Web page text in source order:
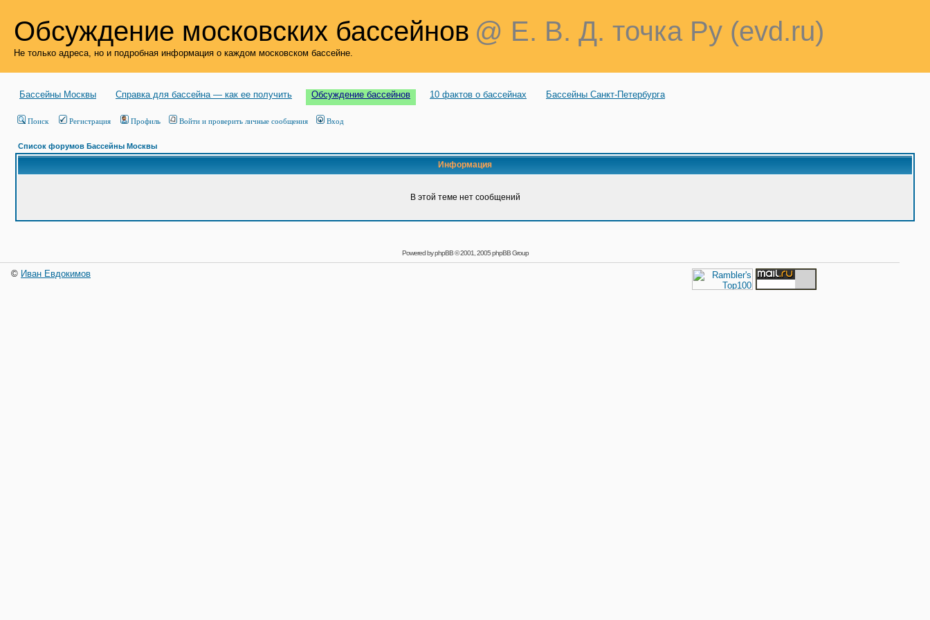
Обсуждение московских бассейнов @ Е. В. Д. точка Ру (evd.ru)
Не только адреса, но и подробная информация о каждом московском бассейне.
Бассейны Москвы Справка для бассейна — как ее получить Обсуждение бассейнов 10 фактов о бассейнах Бассейны Санкт-Петербурга
Поиск Регистрация Профиль Войти и проверить личные сообщения Вход
Список форумов Бассейны Москвы
Информация
В этой теме нет сообщений
Powered byphpBB© 2001, 2005 phpBB Group
© Иван Евдокимов